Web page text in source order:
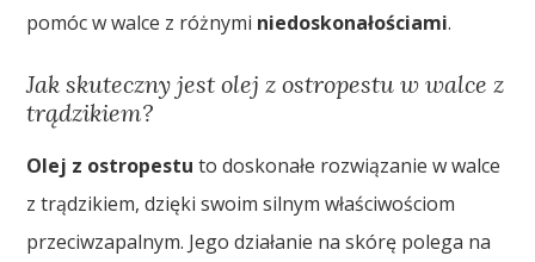
pomóc w walce z różnymi niedoskonałościami.
Jak skuteczny jest olej z ostropestu w walce z
trądzikiem?
Olej z ostropestu to doskonałe rozwiązanie w walce
z trądzikiem, dzięki swoim silnym właściwościom
przeciwzapalnym. Jego działanie na skórę polega na